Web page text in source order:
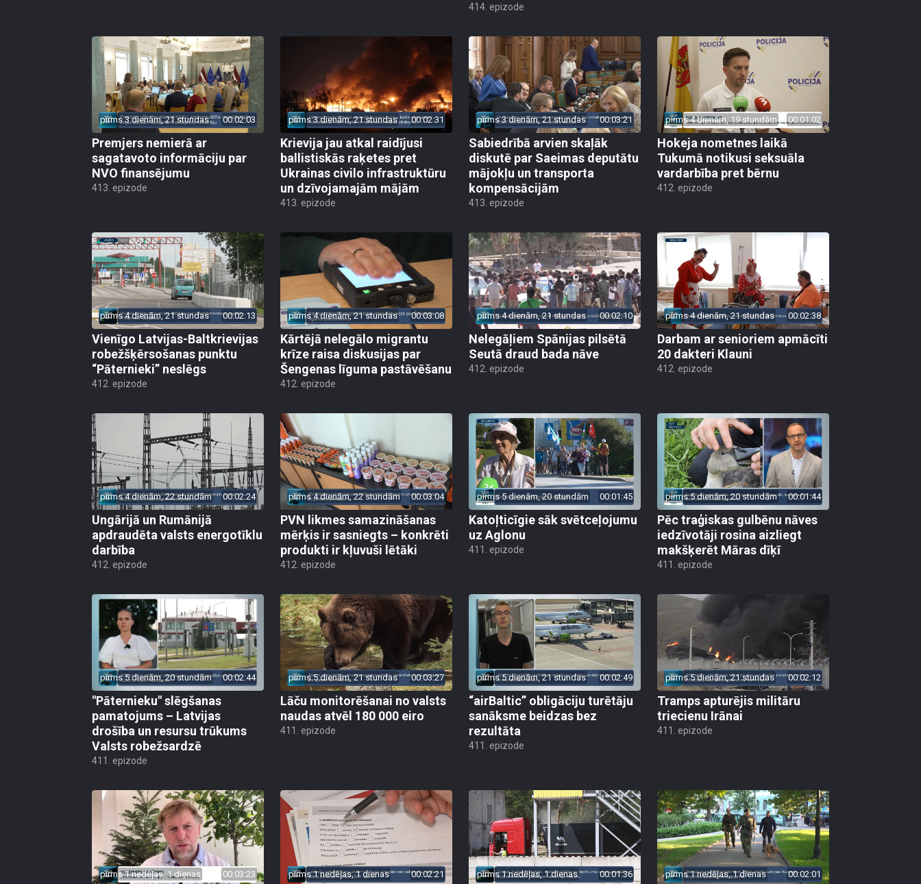
414. epizode
pirms 3 dienām, 21 stundas 00:02:03
Premjers nemierā ar
sagatavoto informāciju par
NVO finansējumu
413. epizode
pirms 3 dienām, 21 stundas 00:02:31
Krievija jau atkal raidījusi
ballistiskās raķetes pret
Ukrainas civilo infrastruktūru
un dzīvojamajām mājām
413. epizode
pirms 3 dienām, 21 stundas 00:03:21
Sabiedrībā arvien skaļāk
diskutē par Saeimas deputātu
mājokļu un transporta
kompensācijām
413. epizode
pirms 4 dienām, 19 stundām 00:01:02
Hokeja nometnes laikā
Tukumā notikusi seksuāla
vardarbība pret bērnu
412. epizode
pirms 4 dienām, 21 stundas 00:02:13
Vienīgo Latvijas-Baltkrievijas
robežšķērsošanas punktu
“Pāternieki” neslēgs
412. epizode
pirms 4 dienām, 21 stundas 00:03:08
Kārtējā nelegālo migrantu
krīze raisa diskusijas par
Šengenas līguma pastāvēšanu
412. epizode
pirms 4 dienām, 21 stundas 00:02:10
Nelegāļiem Spānijas pilsētā
Seutā draud bada nāve
412. epizode
pirms 4 dienām, 21 stundas 00:02:38
Darbam ar senioriem apmācīti
20 dakteri Klauni
412. epizode
pirms 4 dienām, 22 stundām 00:02:24
Ungārijā un Rumānijā
apdraudēta valsts energotīklu
darbība
412. epizode
pirms 4 dienām, 22 stundām 00:03:04
PVN likmes samazināšanas
mērķis ir sasniegts – konkrēti
produkti ir kļuvuši lētāki
412. epizode
pirms 5 dienām, 20 stundām 00:01:45
Katoļticīgie sāk svētceļojumu
uz Aglonu
411. epizode
pirms 5 dienām, 20 stundām 00:01:44
Pēc traģiskas gulbēnu nāves
iedzīvotāji rosina aizliegt
makšķerēt Māras dīķī
411. epizode
pirms 5 dienām, 20 stundām 00:02:44
"Pāternieku" slēgšanas
pamatojums – Latvijas
drošība un resursu trūkums
Valsts robežsardzē
411. epizode
pirms 5 dienām, 21 stundas 00:03:27
Lāču monitorēšanai no valsts
naudas atvēl 180 000 eiro
411. epizode
pirms 5 dienām, 21 stundas 00:02:49
“airBaltic” obligāciju turētāju
sanāksme beidzas bez
rezultāta
411. epizode
pirms 5 dienām, 21 stundas 00:02:12
Tramps apturējis militāru
triecienu Irānai
411. epizode
pirms 1 nedēļas, 1 dienas 00:03:23 pirms 1 nedēļas, 1 dienas 00:02:21 pirms 1 nedēļas, 1 dienas 00:01:36 pirms 1 nedēļas, 1 dienas 00:02:01